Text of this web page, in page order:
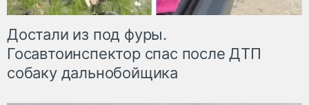
Достали из под фуры.
Госавтоинспектор спас после ДТП
собаку дальнобойщика